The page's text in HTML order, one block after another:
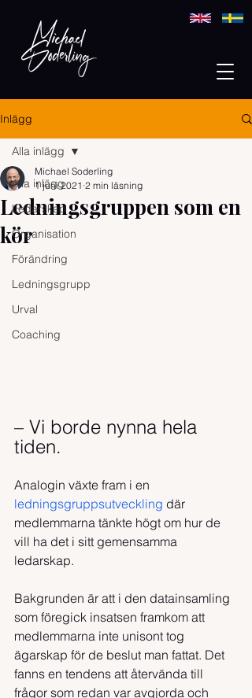
Inlägg
Alla inlägg
Ledarskap
Organisation
Förändring
Ledningsgrupp
Urval
Coaching
Alla inlägg
Ledningsgruppen som en
kör
Michael Soderling
1 juni 2021 2 min läsning
– Vi borde nynna hela
tiden.
Analogin växte fram i en
ledningsgruppsutveckling där
medlemmarna tänkte högt om hur de
vill ha det i sitt gemensamma
ledarskap.
Bakgrunden är att i den datainsamling
som föregick insatsen framkom att
medlemmarna inte unisont tog
ägarskap för de beslut man fattat. Det
fanns en tendens att återvända till
frågor som redan var avgjorda och